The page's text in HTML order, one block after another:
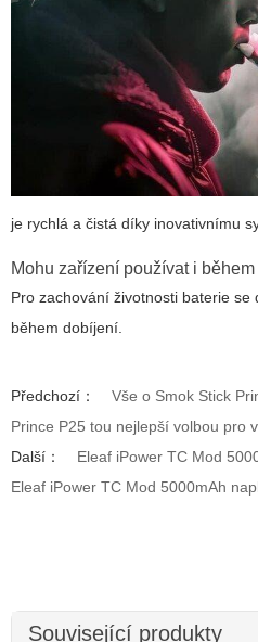
je rychlá a čistá díky inovativnímu
Mohu zařízení používat i
Pro zachování životnosti baterie
během dobíjení.
Předchozí：
Vše o Smok Stick
Prince P25 tou nejlepší volbou pro
Další：
Eleaf iPower TC Mod
Eleaf iPower TC Mod 5000mAh
Související produkty